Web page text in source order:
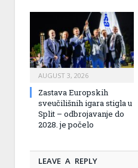
AUGUST 3, 2026
Zastava Europskih
sveučilišnih igara stigla u
Split – odbrojavanje do
2028. je počelo
LEAVE A REPLY